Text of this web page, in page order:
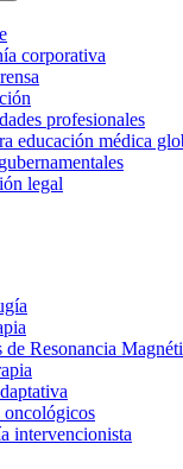
corporativa
profesionales
educación médica
legal
de Resonancia
oncológicos
intervencionista